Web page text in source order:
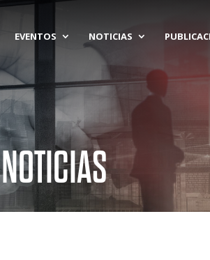
EVENTOS NOTICIAS
NOTICIAS